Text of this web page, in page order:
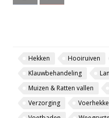
Hekken Hooiruiven
Klauwbehandeling
Muizen & Ratten vallen
Verzorging